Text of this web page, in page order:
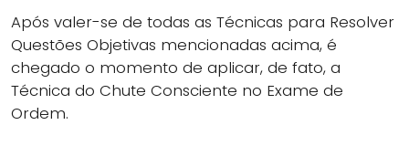
Após valer-se de todas as Técnicas para Resolver
Questões Objetivas mencionadas acima, é
chegado o momento de aplicar, de fato, a
Técnica do Chute Consciente no Exame de
Ordem.